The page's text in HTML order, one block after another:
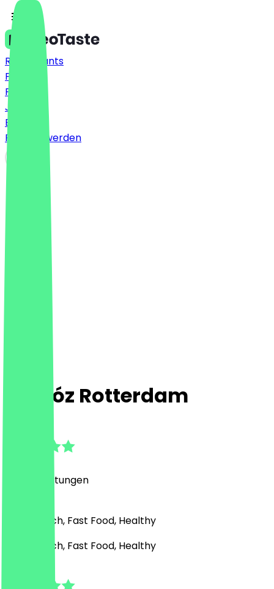
Restaurants
Preise
FAQ
Jobs
Blog
Partner werden
Chidóz Rotterdam
Bewertungen
Mexikanisch, Fast Food, Healthy
Mexikanisch, Fast Food, Healthy